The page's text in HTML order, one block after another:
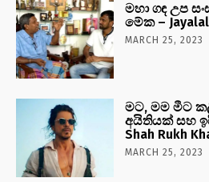
මහා ගඳ උප
මේක –
MARCH 25, 2023
මට, මම මීට
අයිතියක් සහ
Shah Rukh
MARCH 25, 2023